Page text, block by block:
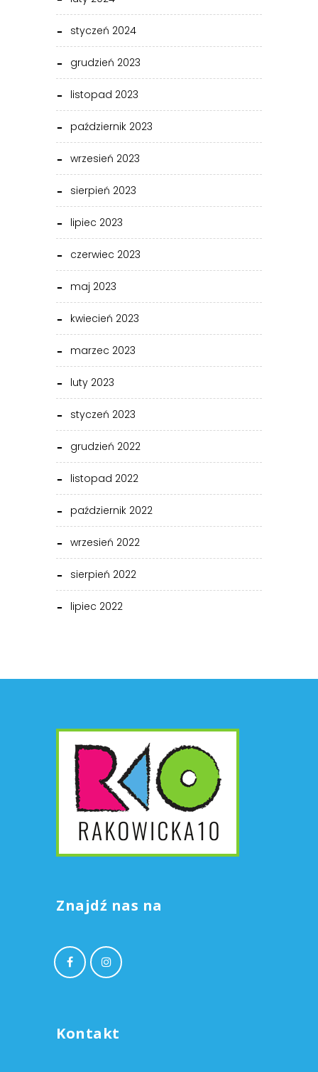
styczeń 2024
grudzień 2023
listopad 2023
październik 2023
wrzesień 2023
sierpień 2023
lipiec 2023
czerwiec 2023
maj 2023
kwiecień 2023
marzec 2023
luty 2023
styczeń 2023
grudzień 2022
listopad 2022
październik 2022
wrzesień 2022
sierpień 2022
lipiec 2022
Znajdź nas na
Kontakt